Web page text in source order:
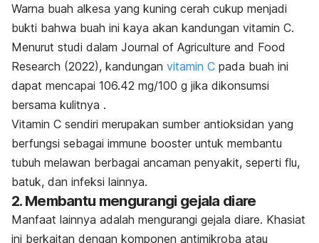
Warna buah alkesa yang kuning cerah cukup menjadi
bukti bahwa buah ini kaya akan kandungan vitamin C.
Menurut studi dalam Journal of Agriculture and Food
Research (2022), kandungan vitamin C pada buah ini
dapat mencapai 106.42 mg/100 g jika dikonsumsi
bersama kulitnya .
Vitamin C sendiri merupakan sumber antioksidan yang
berfungsi sebagai immune booster untuk membantu
tubuh melawan berbagai ancaman penyakit, seperti flu,
batuk, dan infeksi lainnya.
2. Membantu mengurangi gejala diare
Manfaat lainnya adalah mengurangi gejala diare. Khasiat
ini berkaitan dengan komponen antimikroba atau